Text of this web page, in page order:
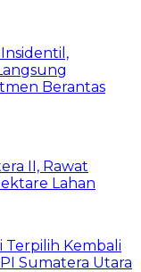
Berantas
II, Rawat
Lahan
Terpilih Kembali
Sumatera Utara